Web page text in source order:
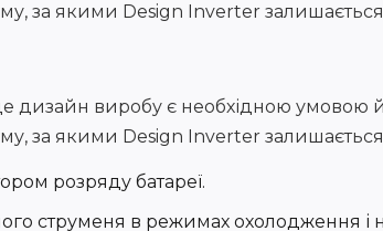
за якими Design Inverter залишається
дизайн виробу є необхідною умовою
за якими Design Inverter залишається
розряду батареї.
струменя в режимах охолодження і